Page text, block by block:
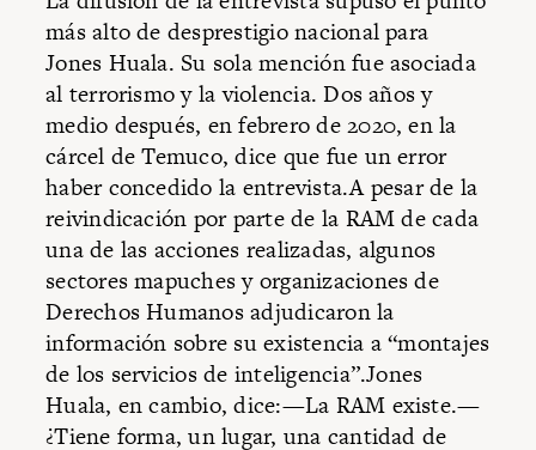
más alto de desprestigio nacional para
Jones Huala. Su sola mención fue asociada
al terrorismo y la violencia. Dos años y
medio después, en febrero de 2020, en la
cárcel de Temuco, dice que fue un error
haber concedido la entrevista.A pesar de la
reivindicación por parte de la RAM de cada
una de las acciones realizadas, algunos
sectores mapuches y organizaciones de
Derechos Humanos adjudicaron la
información sobre su existencia a “montajes
de los servicios de inteligencia”.Jones
Huala, en cambio, dice:—La RAM existe.—
¿Tiene forma, un lugar, una cantidad de